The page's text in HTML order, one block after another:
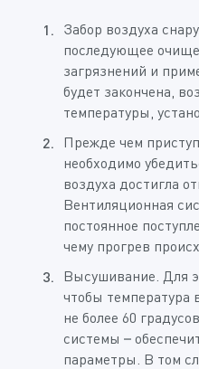
Забор воздуха
последующее
загрязнений и
будет закончена,
температуры,
Прежде чем
необходимо
воздуха достигла
Вентиляционная
постоянное
чему прогрев
Высушивание. Для
чтобы температура
не более 60
системы –
параметры. В том